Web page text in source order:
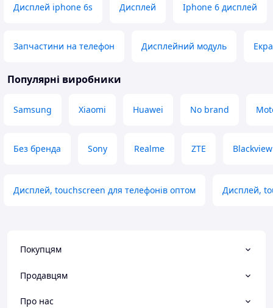
Дисплей iphone 6s Дисплей Iphone 6 дисплей
Запчастини на телефон Дисплейний модуль
Популярні виробники
Samsung Xiaomi Huawei No brand
Без бренда Sony Realme ZTE Blackview
Дисплей, touchscreen для телефонів оптом Дисплей,
Покупцям
Продавцям
Про нас